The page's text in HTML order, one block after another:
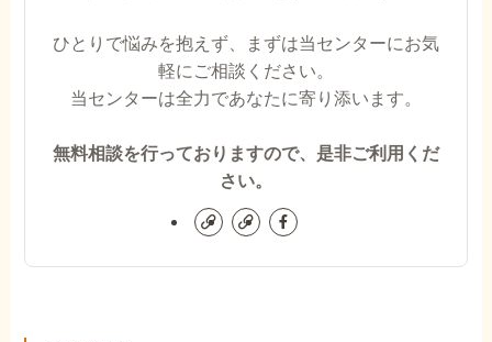
ひとりで悩みを抱えず、まずは当センターにお気
軽にご相談ください。
当センターは全力であなたに寄り添います。
無料相談を行っておりますので、是非ご利用くだ
さい。